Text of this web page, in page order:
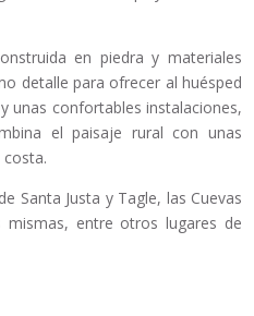
en piedra y materiales
detalle para ofrecer al huésped
unas confortables instalaciones,
el paisaje rural con unas
Santa Justa y Tagle, las Cuevas
entre otros lugares de